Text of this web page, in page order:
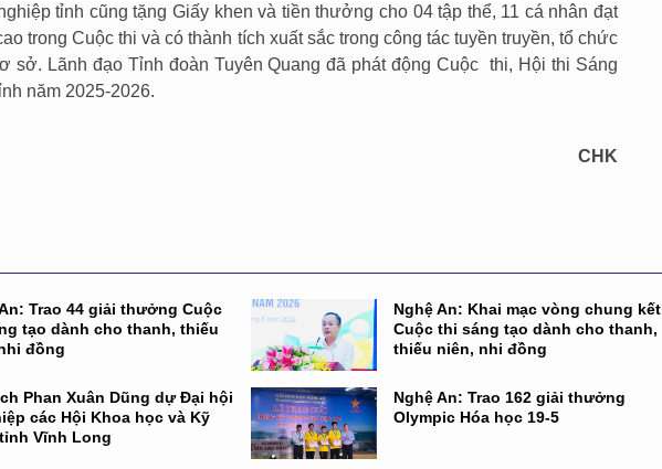
tỉnh cũng tặng Giấy khen và tiền thưởng cho 04 tập thể, 11 cá nhân đạt
trong Cuộc thi và có thành tích xuất sắc trong công tác tuyền truyền, tổ chức
sở. Lãnh đạo Tỉnh đoàn Tuyên Quang đã phát động Cuộc thi, Hội thi Sáng
năm 2025-2026.
CHK
Trao 44 giải thưởng Cuộc
tạo dành cho thanh, thiếu
đồng
Nghệ An: Khai mạc vòng chung kết
Cuộc thi sáng tạo dành cho thanh,
thiếu niên, nhi đồng
Phan Xuân Dũng dự Đại hội
các Hội Khoa học và Kỹ
Vĩnh Long
Nghệ An: Trao 162 giải thưởng
Olympic Hóa học 19-5